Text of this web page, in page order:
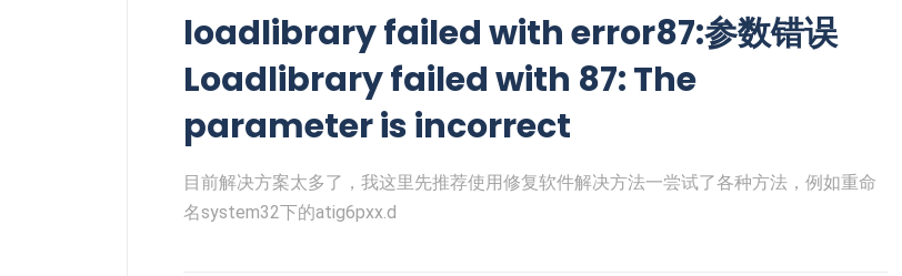
loadlibrary failed with error87:参数错误
Loadlibrary failed with 87: The
parameter is incorrect
目前解决方案太多了，我这里先推荐使用修复软件解决方法一尝试了各种方法，例如重命
名system32下的atig6pxx.d